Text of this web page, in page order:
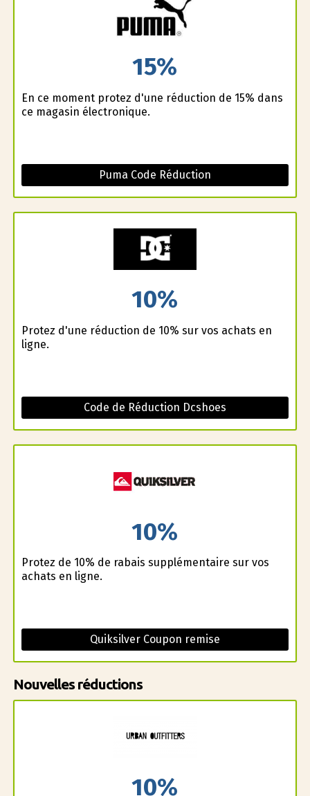
15%
En ce moment profitez d'une réduction de 15% dans
ce magasin électronique.
Puma Code Réduction
10%
Profitez d'une réduction de 10% sur vos achats en
ligne.
Code de Réduction Dcshoes
10%
Profitez de 10% de rabais supplémentaire sur vos
achats en ligne.
Quiksilver Coupon remise
Nouvelles réductions
10%